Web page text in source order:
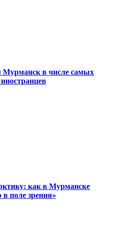
в числе самых
как в Мурманске
поле зрения»